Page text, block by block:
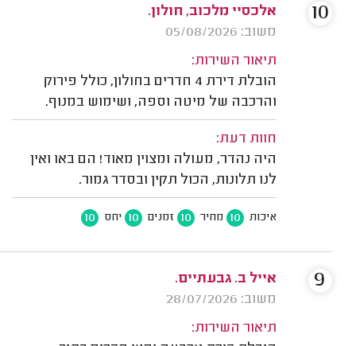
אלכסיי מלכוב, חולון.
משוב: 05/08/2026
תיאור השירות:
הובלת דירת 4 חדרים בחולון, כולל פירוק
והרכבה של מיטה וספה, ושימוש במנוף.
חוות דעת:
היה נהדר, מעולה ומצוין מאוד! הם באו ואין
לנו תלונות, הכול תקין ובסדר גמור.
איכות 10 מחיר 10 זמנים 10 יחס 10
10
אייל ב. גבעתיים.
משוב: 28/07/2026
תיאור השירות:
9